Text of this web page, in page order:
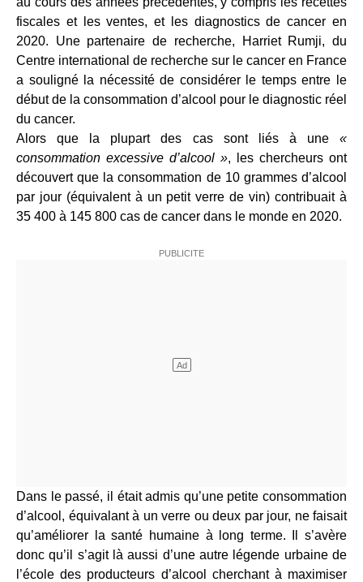
fiscales et les ventes, et les diagnostics de cancer en
2020. Une partenaire de recherche, Harriet Rumji, du
Centre international de recherche sur le cancer en France
a souligné la nécessité de considérer le temps entre le
début de la consommation d’alcool pour le diagnostic réel
du cancer.
Alors que la plupart des cas sont liés à une «
consommation excessive d’alcool », les chercheurs ont
découvert que la consommation de 10 grammes d’alcool
par jour (équivalent à un petit verre de vin) contribuait à
35 400 à 145 800 cas de cancer dans le monde en 2020.
Dans le passé, il était admis qu’une petite consommation
d’alcool, équivalant à un verre ou deux par jour, ne faisait
qu’améliorer la santé humaine à long terme. Il s’avère
donc qu’il s’agit là aussi d’une autre légende urbaine de
l’école des producteurs d’alcool cherchant à maximiser